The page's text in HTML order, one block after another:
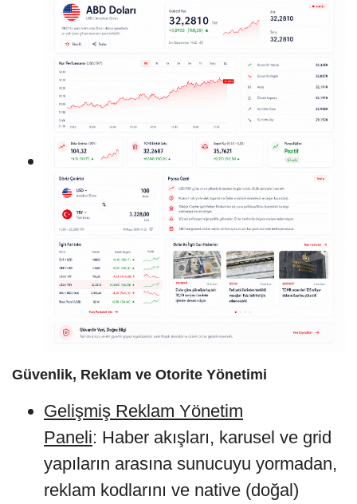
Güvenlik, Reklam ve Otorite Yönetimi
Gelişmiş Reklam Yönetim
Paneli: Haber akışları, karusel ve grid
yapıların arasına sunucuyu yormadan,
reklam kodlarını ve native (doğal)